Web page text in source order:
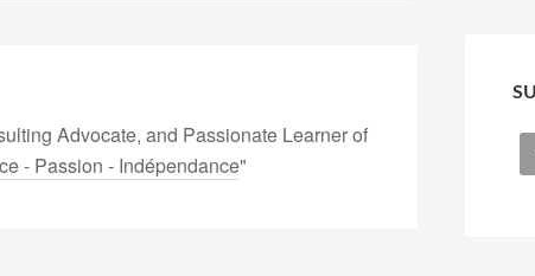
Advocate, and Passionate Learner of
- Passion - Indépendance"